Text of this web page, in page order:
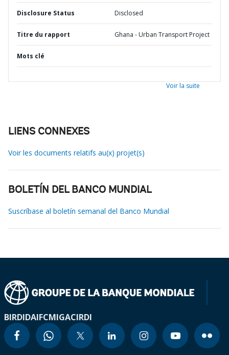
Disclosure Status Disclosed
Titre du rapport Ghana - Urban Transport Project
Mots clé
Voir la suite
LIENS CONNEXES
Voir les documents relatifs au(x) projet(s)
BOLETÍN DEL BANCO MUNDIAL
Suscríbase al boletín semanal del Banco Mundial
BIRDIDAIFCMIGACIRDI